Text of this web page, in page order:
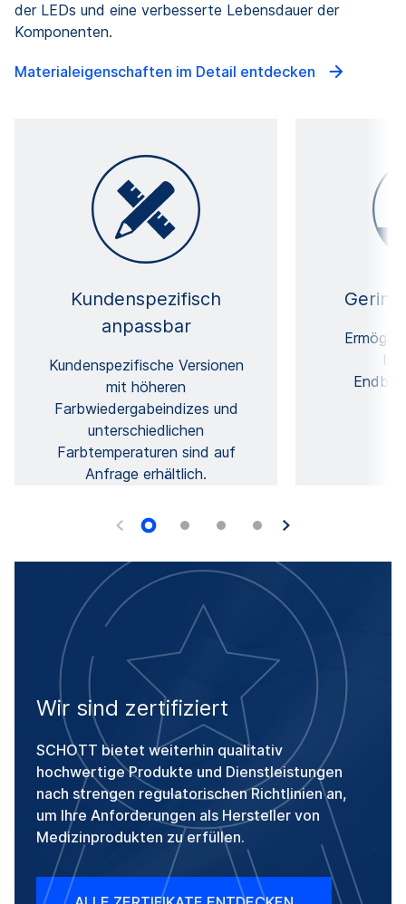
der LEDs und eine verbesserte Lebensdauer der
Komponenten.
Materialeigenschaften im Detail entdecken
Kundenspezifisch
anpassbar
Kundenspezifische Versionen
mit höheren
Farbwiedergabeindizes und
unterschiedlichen
Farbtemperaturen sind auf
Anfrage erhältlich.
Wir sind zertifiziert
SCHOTT bietet weiterhin qualitativ
hochwertige Produkte und Dienstleistungen
nach strengen regulatorischen Richtlinien an,
um Ihre Anforderungen als Hersteller von
Medizinprodukten zu erfüllen.